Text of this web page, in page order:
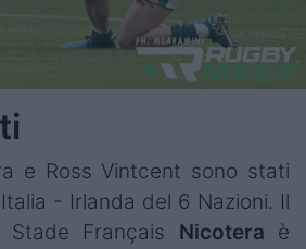
e Ross Vintcent sono stati
- Irlanda del 6 Nazioni. Il
Stade Français Nicotera è